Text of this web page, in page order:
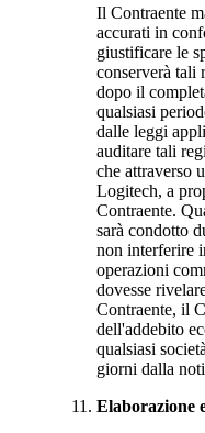
Il Contraente
accurati in
giustificare le
conserverà tali
dopo il
qualsiasi
dalle leggi
auditare tali
che attraverso
Logitech, a
Contraente.
sarà condotto
non interferire
operazioni
dovesse
Contraente, il
dell'addebito
qualsiasi
giorni dalla
Elaborazione